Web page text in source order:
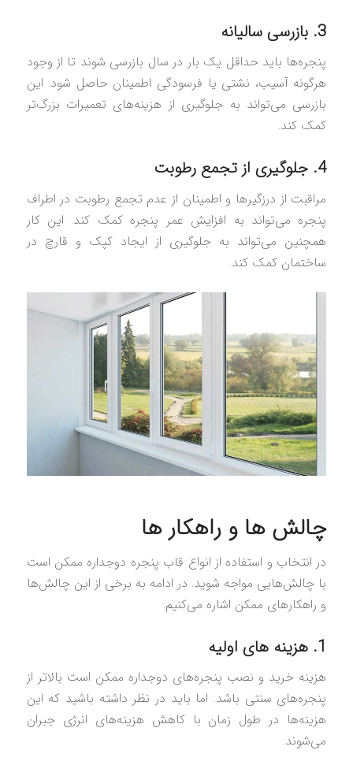
3. بازرسی سالیانه
پنجره‌ها باید حداقل یک بار در سال بازرسی شوند تا از وجود
هرگونه آسیب، نشتی یا فرسودگی اطمینان حاصل شود. این
بازرسی می‌تواند به جلوگیری از هزینه‌های تعمیرات بزرگ‌تر
کمک کند.
4. جلوگیری از تجمع رطوبت
مراقبت از درزگیرها و اطمینان از عدم تجمع رطوبت در اطراف
پنجره می‌تواند به افزایش عمر پنجره کمک کند. این کار
همچنین می‌تواند به جلوگیری از ایجاد کپک و قارچ در
ساختمان کمک کند.
چالش‌ ها و راهکار ها
در انتخاب و استفاده از انواع قاب پنجره دوجداره ممکن است
با چالش‌هایی مواجه شوید. در ادامه به برخی از این چالش‌ها
و راهکارهای ممکن اشاره می‌کنیم:
1. هزینه‌ های اولیه
هزینه خرید و نصب پنجره‌های دوجداره ممکن است بالاتر از
پنجره‌های سنتی باشد. اما باید در نظر داشته باشید که این
هزینه‌ها در طول زمان با کاهش هزینه‌های انرژی جبران
می‌شوند.